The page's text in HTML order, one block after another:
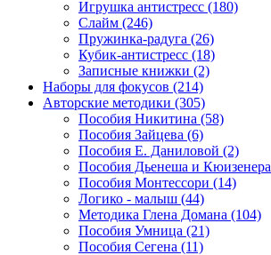
Игрушка антистресс (180)
Слайм (246)
Пружинка-радуга (26)
Кубик-антистресс (18)
Записные книжки (2)
Наборы для фокусов (214)
Авторские методики (305)
Пособия Никитина (58)
Пособия Зайцева (6)
Пособия Е. Даниловой (2)
Пособия Дьенеша и Кюизенера
Пособия Монтессори (14)
Логико - малыш (44)
Методика Глена Домана (104)
Пособия Умница (21)
Пособия Сегена (11)